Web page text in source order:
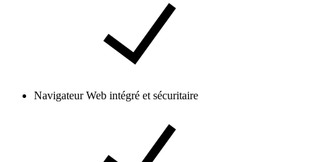
Navigateur Web intégré et sécuritaire